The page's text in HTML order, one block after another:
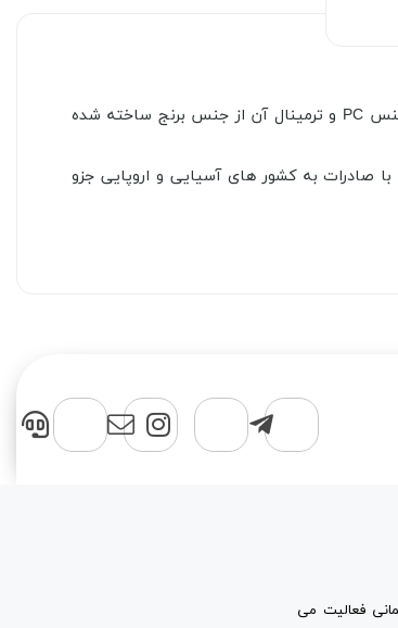
فوق، محصولی از گروه صنعتی خیام الکتریک است. جریان نامی این کلید 10 آمپر و ولتاژ نامی آن 250 ولت است. بدنه این کلید از جنس PC و ترمینال آن از جنس برنج ساخته شده
صادرات به کشور های آسیایی و اروپایی جزو
فعالیت می